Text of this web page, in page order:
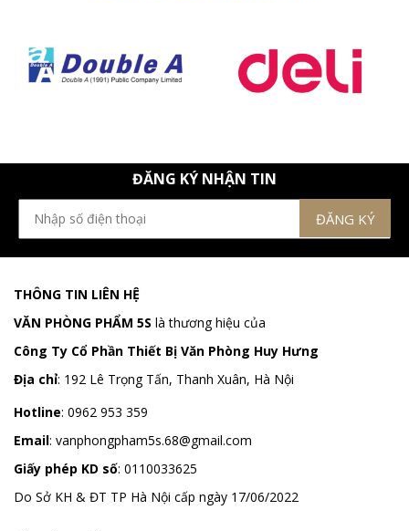
ĐĂNG KÝ NHẬN TIN
THÔNG TIN LIÊN HỆ
VĂN PHÒNG PHẨM 5S là thương hiệu của
Công Ty Cổ Phần Thiết Bị Văn Phòng Huy Hưng
Địa chỉ: 192 Lê Trọng Tấn, Thanh Xuân, Hà Nội
Hotline: 0962 953 359
Email: vanphongpham5s.68@gmail.com
Giấy phép KD số: 0110033625
Do Sở KH & ĐT TP Hà Nội cấp ngày 17/06/2022